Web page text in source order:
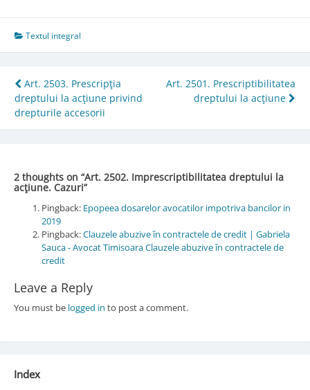
Textul integral
Post
navigation
Art. 2503. Prescripţia
dreptului la acţiune privind
drepturile accesorii
Art. 2501. Prescriptibilitatea
dreptului la acţiune
2 thoughts on “Art. 2502. Imprescriptibilitatea dreptului la
acţiune. Cazuri”
Pingback: Epopeea dosarelor avocatilor impotriva bancilor in
2019
Pingback:Clauzele abuzive în contractele de credit | Gabriela
Sauca - Avocat Timisoara Clauzele abuzive în contractele de
credit
Leave a Reply
You must be logged in to post a comment.
Index